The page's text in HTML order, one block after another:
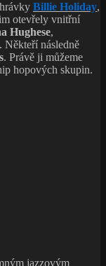
Billie Holiday,
otevřely vnitřní
Hughese,
. Někteří následně
. Právě ji můžeme
hopových skupin.
jazzovým